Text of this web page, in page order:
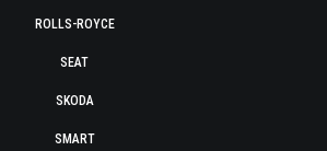
ROLLS-ROYCE
SEAT
SKODA
SMART